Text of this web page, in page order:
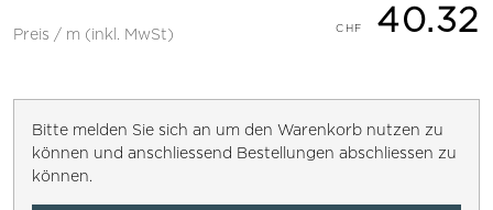
Preis / m (inkl. MwSt) 40.32
Bitte melden Sie sich an um den Warenkorb nutzen zu
können und anschliessend Bestellungen abschliessen zu
können.